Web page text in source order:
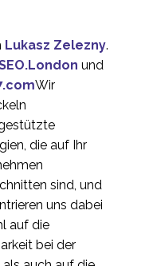
0
0
0
1
Lukasz Zelezny.
und
Wir
die auf Ihr
sind, und
uns dabei
auf die
bei der